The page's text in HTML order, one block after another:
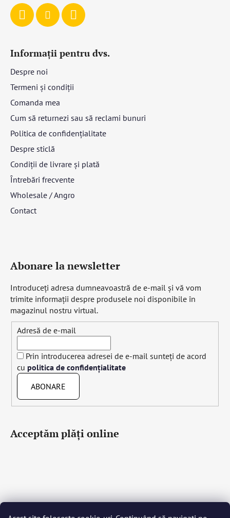
Informații pentru dvs.
Despre noi
Termeni și condiții
Comanda mea
Cum să returnezi sau să reclami bunuri
Politica de confidențialitate
Despre sticlă
Condiții de livrare și plată
Întrebări frecvente
Wholesale / Angro
Contact
Abonare la newsletter
Introduceţi adresa dumneavoastră de e-mail şi vă vom
trimite informaţii despre produsele noi disponibile în
magazinul nostru virtual.
Adresă de e-mail
Prin introducerea adresei de e-mail sunteți de acord
cu politica de confidențialitate
ABONARE
Acceptăm plăţi online